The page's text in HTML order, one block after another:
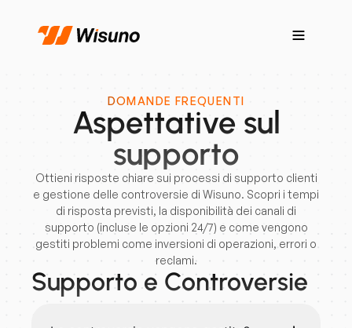
DOMANDE FREQUENTI
Aspettative sul
supporto
Ottieni risposte chiare sui processi di supporto clienti
e gestione delle controversie di Wisuno. Scopri i tempi
di risposta previsti, la disponibilità dei canali di
supporto (incluse le opzioni 24/7) e come vengono
gestiti problemi come inversioni di operazioni, errori o
reclami.
Supporto e Controversie